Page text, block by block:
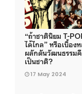
“ถ้าชาตินิยม T-
ได้ไกล” หรือเบื้อง
ผลักดันวัฒนธรรม
เป็นชาติ?
17 May 2024